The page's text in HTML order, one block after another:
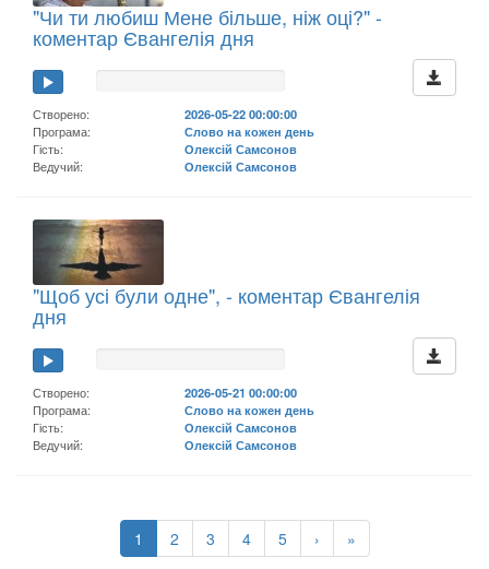
"Чи ти любиш Мене більше, ніж оці?" -
коментар Євангелія дня
Створено:
2026-05-22 00:00:00
Програма:
Слово на кожен день
Гість:
Олексій Самсонов
Ведучий:
Олексій Самсонов
"Щоб усі були одне", - коментар Євангелія
дня
Створено:
2026-05-21 00:00:00
Програма:
Слово на кожен день
Гість:
Олексій Самсонов
Ведучий:
Олексій Самсонов
1 2 3 4 5 › »